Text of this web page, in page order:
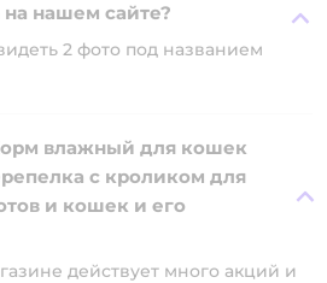
на нашем сайте?
2 фото под названием
влажный для кошек
с кроликом для
и кошек и его
действует много акций и